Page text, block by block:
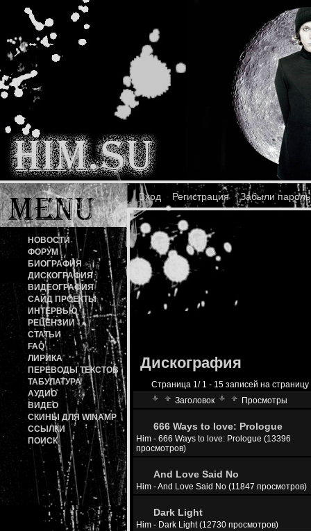
Вход Регистрация Забыли
НОВОСТИ
ФОРУМ
БИОГРАФИЯ
ДИСКОГРАФИЯ
ВИДЕОГРАФИЯ
САЙД ПРОЕКТЫ
ИНТЕРВЬЮ
РЕЦЕНЗИИ
СТАТЬИ
FAQ
ЛИРИКА
ПЕРЕВОДЫ ТЕКСТОВ
ТАБУЛАТУРА
АУДИО
ВИДЕО
СКИНЫ ДЛЯ WINAMP
ССЫЛКИ
ПОИСК
Дискография
Страница 1/ 1 - 15 записей на
Заголовок
Просмотры
666 Ways to love: Prologue
Him - 666 Ways to love: Prologue (13396
просмотров)
And Love Said No
Him - And Love Said No (11847 просмотров)
Dark Light
Him - Dark Light (12730 просмотров)